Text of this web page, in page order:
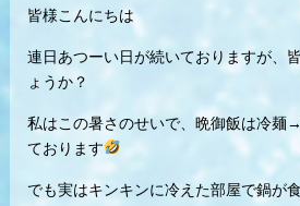
皆様こんにちは
連日あつーい日が続いておりますが、
ょうか？
私はこの暑さのせいで、晩御飯は冷
ております
でも実はキンキンに冷えた部屋で鍋が